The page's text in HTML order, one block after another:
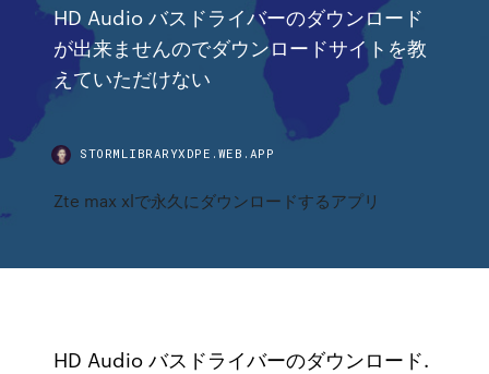
HD Audio バスドライバーのダウンロード
が出来ませんのでダウンロードサイトを教
えていただけない
STORMLIBRARYXDPE.WEB.APP
Zte max xlで永久にダウンロードするアプリ
HD Audio バスドライバーのダウンロード.